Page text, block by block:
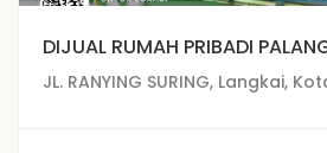
DIJUAL RUMAH PRIBADI